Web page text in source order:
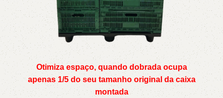
Otimiza espaço, quando dobrada ocupa
apenas 1/5 do seu tamanho original da caixa
montada